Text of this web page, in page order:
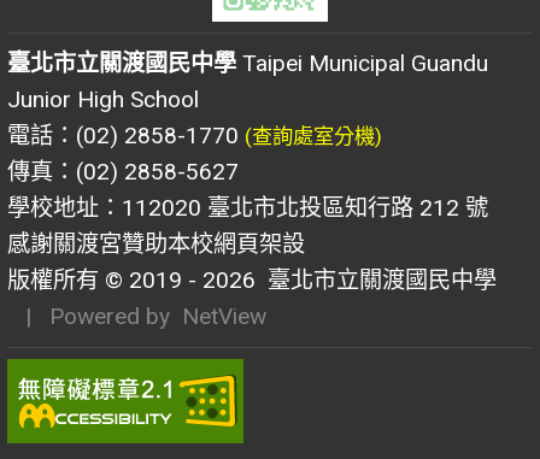
臺北市立關渡國民中學 Taipei Municipal Guandu
Junior High School
電話：(02) 2858-1770 (查詢處室分機)
傳真：(02) 2858-5627
學校地址：112020 臺北市北投區知行路 212 號
感謝關渡宮贊助本校網頁架設
版權所有 © 2019 - 2026 臺北市立關渡國民中學
| Powered by NetView